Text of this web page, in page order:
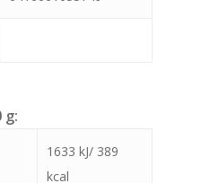
g:
1633 kJ/ 389
kcal